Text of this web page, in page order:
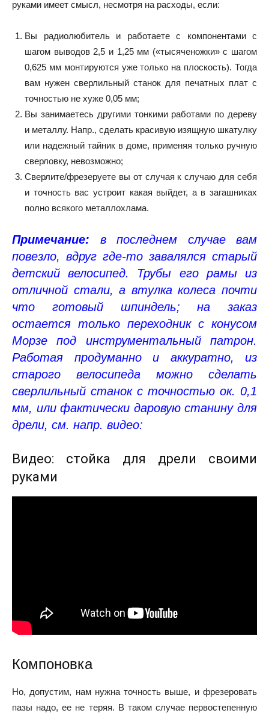
руками имеет смысл, несмотря на расходы, если:
Вы радиолюбитель и работаете с компонентами с
шагом выводов 2,5 и 1,25 мм («тысяченожки» с шагом
0,625 мм монтируются уже только на плоскость). Тогда
вам нужен сверлильный станок для печатных плат с
точностью не хуже 0,05 мм;
Вы занимаетесь другими тонкими работами по дереву
и металлу. Напр., сделать красивую изящную шкатулку
или надежный тайник в доме, применяя только ручную
сверловку, невозможно;
Сверлите/фрезеруете вы от случая к случаю для себя
и точность вас устроит какая выйдет, а в загашниках
полно всякого металлохлама.
Примечание: в последнем случае вам
повезло, вдруг где-то завалялся старый
детский велосипед. Трубы его рамы из
отличной стали, а втулка колеса почти
что готовый шпиндель; на заказ
остается только переходник с конусом
Морзе под инструментальный патрон.
Работая продуманно и аккуратно, из
старого велосипеда можно сделать
сверлильный станок с точностью ок. 0,1
мм, или фактически даровую станину для
дрели, см. напр. видео:
Видео: стойка для дрели своими
руками
Компоновка
Но, допустим, нам нужна точность выше, и фрезеровать
пазы надо, ее не теряя. В таком случае первостепенную